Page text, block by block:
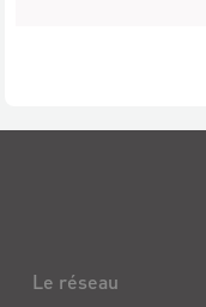
Le réseau